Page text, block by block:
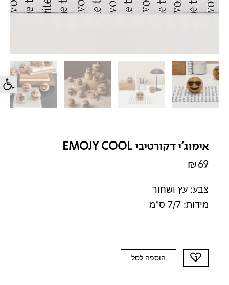
פתח
אימוג'י דקורטיבי EMOJY COOL
₪69
צבע: עץ ושחור
מידות: 7/7 ס"מ
כמות
של
הוספה לסל